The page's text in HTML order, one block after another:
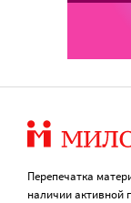
Перепечатка
наличии активной